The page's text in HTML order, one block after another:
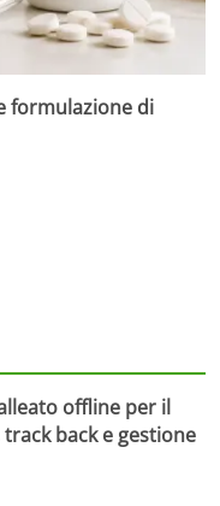
formulazione di
offline per il
track back e gestione